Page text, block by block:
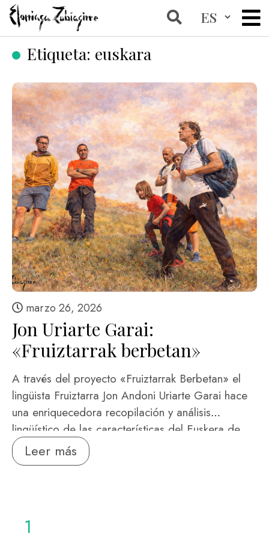
Etiqueta: euskara
marzo 26, 2026
Jon Uriarte Garai:
«Fruiztarrak berbetan»
A través del proyecto «Fruiztarrak Berbetan» el
lingüista Fruiztarra Jon Andoni Uriarte Garai hace
una enriquecedora recopilación y análisis
lingüístico de las características del Euskera de
Fruiz (Bizkaia) Es un legado del Euskera, escrito y
grabado, que atesora un patrimonio cultural y
costumbres y las creencias antiguas. Presentó su
Leer más
1